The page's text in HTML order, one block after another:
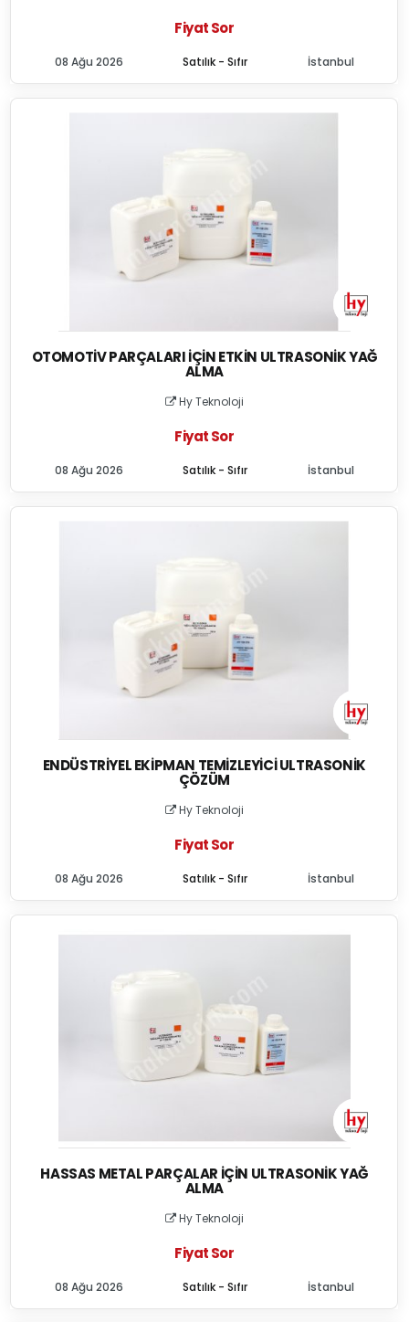
Fiyat Sor
Satılık - Sıfır
08 Ağu 2026 İstanbul
OTOMOTIV PARÇALARI İÇIN ETKIN ULTRASONIK YAĞ
ALMA
Hy Teknoloji
Fiyat Sor
Satılık - Sıfır
08 Ağu 2026 İstanbul
ENDÜSTRIYEL EKIPMAN TEMIZLEYICI ULTRASONIK
ÇÖZÜM
Hy Teknoloji
Fiyat Sor
Satılık - Sıfır
08 Ağu 2026 İstanbul
HASSAS METAL PARÇALAR İÇIN ULTRASONIK YAĞ
ALMA
Hy Teknoloji
Fiyat Sor
Satılık - Sıfır
08 Ağu 2026 İstanbul